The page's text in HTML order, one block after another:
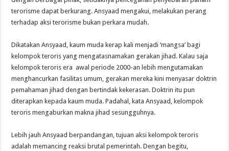
terorisme dapat berkurang. Ansyaad mengakui, melakukan perang
terhadap aksi terorisme bukan perkara mudah.
Dikatakan Ansyaad, kaum muda kerap kali menjadi ‘mangsa’ bagi
kelompok teroris yang mengatasnamakan gerakan jihad. Kalau saja
kelompok teroris era awal periode 2000-an lebih mengutamakan
menghancurkan fasilitas umum, gerakan mereka kini menyasar doktrin
pemahaman jihad dengan bertindak kekerasan. Doktrin itu pun
diterapkan kepada kaum muda. Padahal, kata Ansyaad, kelompok
teroris mengaburkan makna jihad sesungguhnya.
Lebih jauh Ansyaad berpandangan, tujuan aksi kelompok teroris
adalah memancing reaksi brutal pemerintah. Dengan begitu,